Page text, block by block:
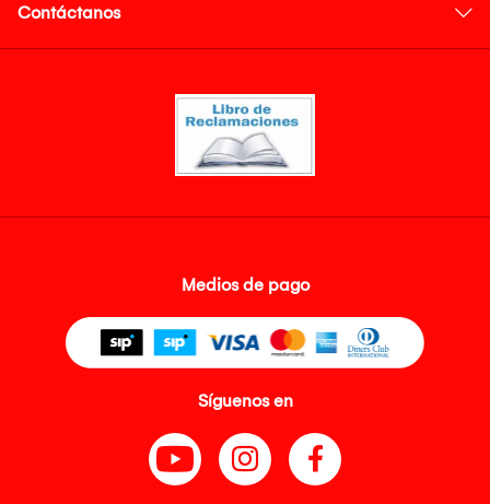
Contáctanos
Medios de pago
Síguenos en